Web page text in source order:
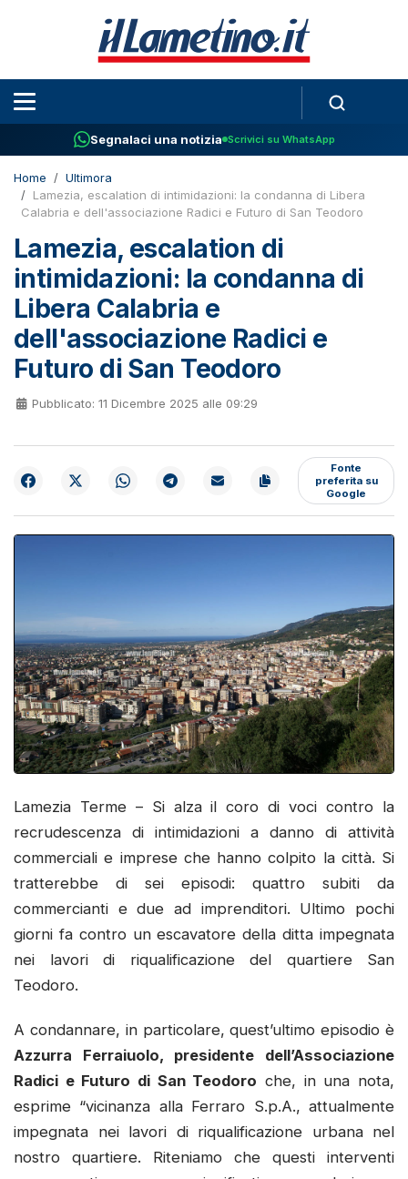
Segnalaci una notizia Scrivici su WhatsApp
Home
Ultimora
Lamezia, escalation di intimidazioni: la condanna di Libera
Calabria e dell'associazione Radici e Futuro di San Teodoro
Lamezia, escalation di
intimidazioni: la condanna di
Libera Calabria e
dell'associazione Radici e
Futuro di San Teodoro
Pubblicato: 11 Dicembre 2025 alle 09:29
Fonte
preferita su
Google
Lamezia Terme – Si alza il coro di voci contro la
recrudescenza di intimidazioni a danno di attività
commerciali e imprese che hanno colpito la città. Si
tratterebbe di sei episodi: quattro subiti da
commercianti e due ad imprenditori. Ultimo pochi
giorni fa contro un escavatore della ditta impegnata
nei lavori di riqualificazione del quartiere San
Teodoro.
A condannare, in particolare, quest’ultimo episodio è
Azzurra Ferraiuolo, presidente dell’Associazione
Radici e Futuro di San Teodoro che, in una nota,
esprime “vicinanza alla Ferraro S.p.A., attualmente
impegnata nei lavori di riqualificazione urbana nel
nostro quartiere. Riteniamo che questi interventi